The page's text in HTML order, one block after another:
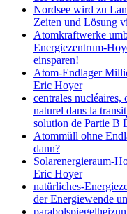
Nordsee wird zu
Zeiten und Lösung
Atomkraftwerke
Energiezentrum-
einsparen!
Atom-Endlager
Eric Hoyer
centrales nucléaires,
naturel dans la
solution de Partie B
Atommüll ohne
dann?
Solarenergieraum-
Eric Hoyer
natürliches-
der Energiewende